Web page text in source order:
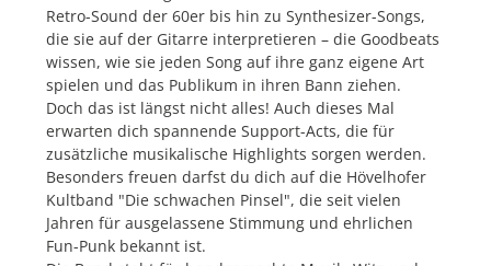
Retro-Sound der 60er bis hin zu Synthesizer-Songs,
die sie auf der Gitarre interpretieren – die Goodbeats
wissen, wie sie jeden Song auf ihre ganz eigene Art
spielen und das Publikum in ihren Bann ziehen.
Doch das ist längst nicht alles! Auch dieses Mal
erwarten dich spannende Support-Acts, die für
zusätzliche musikalische Highlights sorgen werden.
Besonders freuen darfst du dich auf die Hövelhofer
Kultband "Die schwachen Pinsel", die seit vielen
Jahren für ausgelassene Stimmung und ehrlichen
Fun-Punk bekannt ist.